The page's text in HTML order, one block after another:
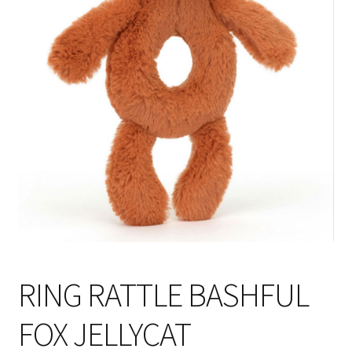
RING RATTLE BASHFUL
FOX JELLYCAT